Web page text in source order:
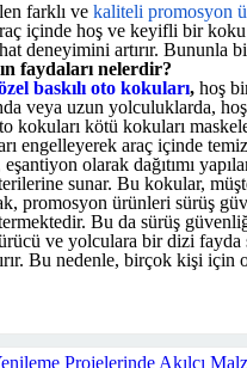
farklı ve kaliteli promosyon
içinde hoş ve keyifli bir
deneyimini artırır. Bununla
faydaları nelerdir?
baskılı oto kokuları, hoş
veya uzun yolculuklarda,
kokuları kötü kokuları
engelleyerek araç içinde
olarak dağıtımı
sunar. Bu kokular,
promosyon ürünleri sürüş
Bu da sürüş
ve yolculara bir dizi
Bu nedenle, birçok kişi için